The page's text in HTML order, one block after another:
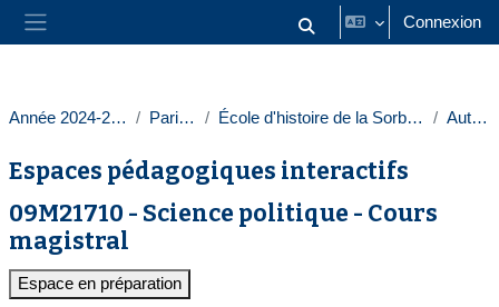
Passer au contenu principal
Panneau latéral Activer/désactiver la saisie
Connexion
Année 2024-2025 Paris 1 École d'histoire de la Sorbonne Autres
Espaces pédagogiques interactifs
09M21710 - Science politique - Cours
magistral
Espace en préparation